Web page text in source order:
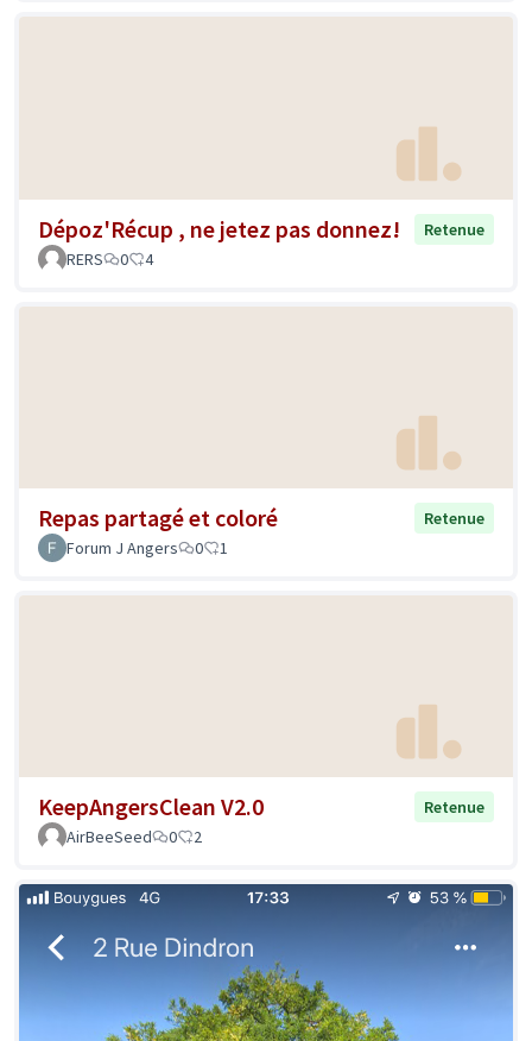
Dépoz'Récup , ne jetez pas donnez!
Retenue
RERS
0 4
Repas partagé et coloré
Retenue
Forum J Angers
0 1
KeepAngersClean V2.0
Retenue
AirBeeSeed
0 2